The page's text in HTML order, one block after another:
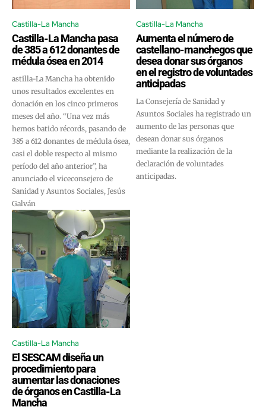
Castilla-La Mancha
Castilla-La Mancha pasa
de 385 a 612 donantes de
médula ósea en 2014
astilla-La Mancha ha obtenido
unos resultados excelentes en
donación en los cinco primeros
meses del año. “Una vez más
hemos batido récords, pasando de
385 a 612 donantes de médula ósea,
casi el doble respecto al mismo
período del año anterior”, ha
anunciado el viceconsejero de
Sanidad y Asuntos Sociales, Jesús
Galván
Castilla-La Mancha
Aumenta el número de
castellano-manchegos que
desea donar sus órganos
en el registro de voluntades
anticipadas
La Consejería de Sanidad y
Asuntos Sociales ha registrado un
aumento de las personas que
desean donar sus órganos
mediante la realización de la
declaración de voluntades
anticipadas.
Castilla-La Mancha
El SESCAM diseña un
procedimiento para
aumentar las donaciones
de órganos en Castilla-La
Mancha